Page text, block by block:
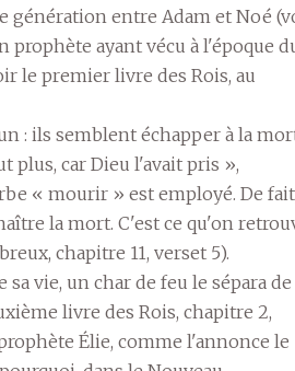
génération entre Adam et Noé
prophète ayant vécu à l'époque
le premier livre des Rois, au
: ils semblent échapper à la
plus, car Dieu l'avait pris »,
« mourir » est employé. De
la mort. C'est ce qu'on
chapitre 11, verset 5).
vie, un char de feu le sépara de
livre des Rois, chapitre 2,
Élie, comme l'annonce le